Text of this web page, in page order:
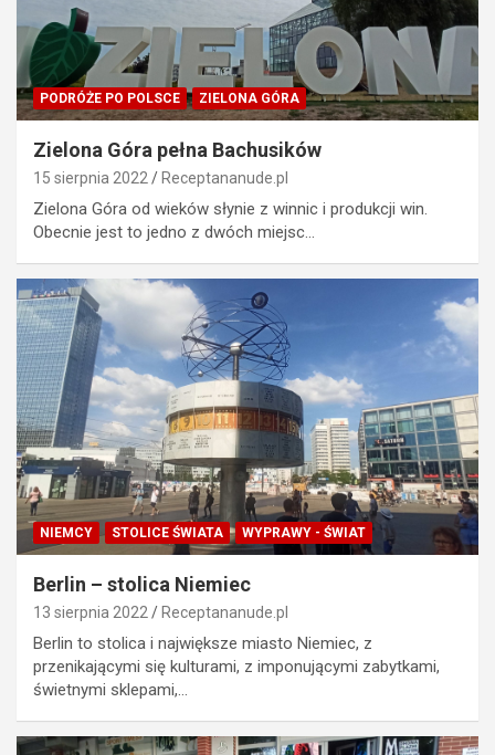
PODRÓŻE PO POLSCE ZIELONA GÓRA
Zielona Góra pełna Bachusików
15 sierpnia 2022 Receptananude.pl
Zielona Góra od wieków słynie z winnic i produkcji win.
Obecnie jest to jedno z dwóch miejsc…
NIEMCY STOLICE ŚWIATA WYPRAWY - ŚWIAT
Berlin – stolica Niemiec
13 sierpnia 2022 Receptananude.pl
Berlin to stolica i największe miasto Niemiec, z
przenikającymi się kulturami, z imponującymi zabytkami,
świetnymi sklepami,…